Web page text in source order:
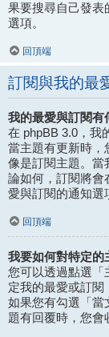
果要搜尋自己發表
選項。
回頂端
訂閱與我的最
我的最愛與訂閱有
在 phpBB 3.0，我
當主題有更新時，
像是訂閱主題。當
論如何，訂閱將會
愛與訂閱的通知選
回頂端
我要如何對特定的
您可以透過點選「
定我的最愛或訂閱
如果您有勾選「當
題有回覆時，您會